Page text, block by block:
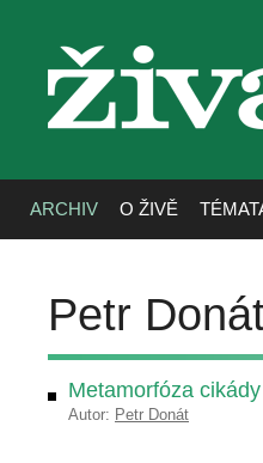
živa
ARCHIV O ŽIVĚ
Petr
Metamorfóza
Autor: Petr Donát